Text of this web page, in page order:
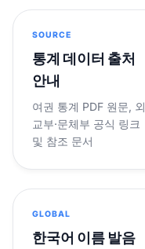
SOURCE
통계 데이터 출처
안내
여권 통계 PDF 원문, 외
교부·문체부 공식 링크
및 참조 문서
GLOBAL
한국어 이름 발음